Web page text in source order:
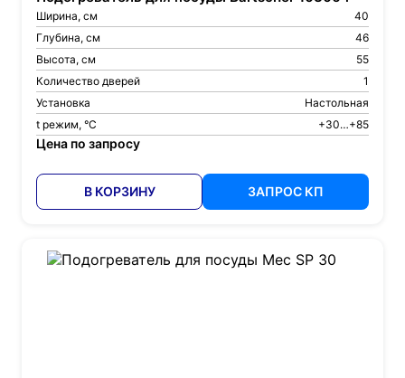
Ширина, см
40
Глубина, см
46
Высота, см
55
Количество дверей
1
Установка
Настольная
t режим, °С
+30…+85
Цена по запросу
В КОРЗИНУ ЗАПРОС КП